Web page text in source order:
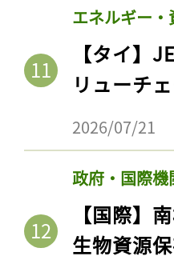
エネルギー・
【タイ】
リューチ
2026/07/21
政府・国際機
【国際】
生物資源